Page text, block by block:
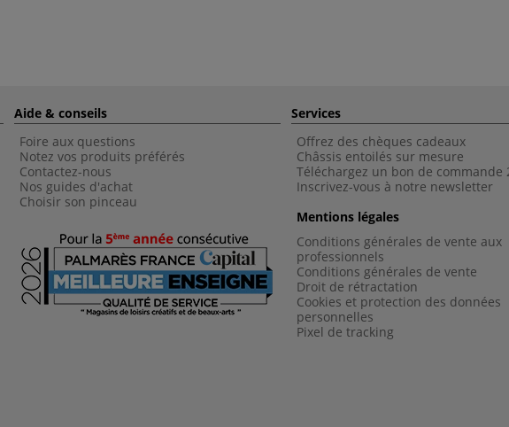
Aide & conseils
Foire aux questions
Notez vos produits préférés
Contactez-nous
Nos guides d'achat
Choisir son pinceau
Services
Offrez des chèques cadeaux
Châssis entoilés sur mesure
Téléchargez un bon de commande
Inscrivez-vous à notre newsletter
Mentions légales
Conditions générales de vente aux
professionnels
Conditions générales de vente
Droit de rétractation
Cookies et protection des données
personnelles
Pixel de tracking